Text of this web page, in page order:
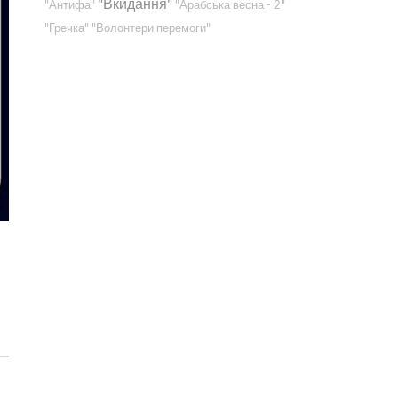
"Антифа"
"Арабська весна - 2"
"Гречка" "Волонтери перемоги"